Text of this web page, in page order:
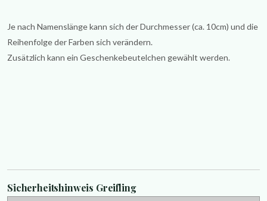
Je nach Namenslänge kann sich der Durchmesser (ca. 10cm) und die
Reihenfolge der Farben sich verändern.
Zusätzlich kann ein Geschenkebeutelchen gewählt werden.
Sicherheitshinweis Greifling